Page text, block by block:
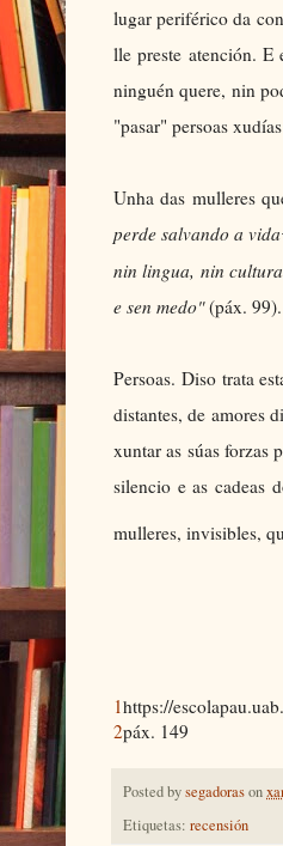
lugar periférico da
lle preste atención. E
ninguén quere, nin
"pasar" persoas
Unha das mulleres
perde salvando a
nin lingua, nin
e sen medo"(páx. 99).
Persoas. Diso trata
distantes, de amores
xuntar as súas forzas
silencio e as cadeas
mulleres, invisibles,
1https://
2páx. 149
Posted bysegadorason
Etiquetas: recensión